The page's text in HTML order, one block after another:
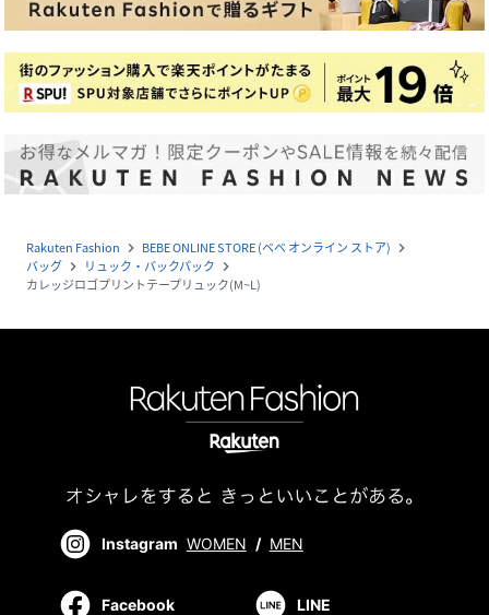
Rakuten Fashion navigate_next BEBE ONLINE STORE (ベベ オンライン ストア) navigate_next
バッグ navigate_next リュック・バックパック navigate_next
カレッジロゴプリントテープリュック(M~L)
Instagram WOMEN / MEN
Facebook LINE